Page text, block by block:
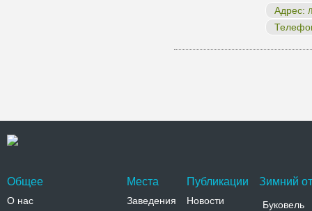
Адрес:
Общее
О нас
Места
Заведения
Публикации
Новости
Зимний
Буковель